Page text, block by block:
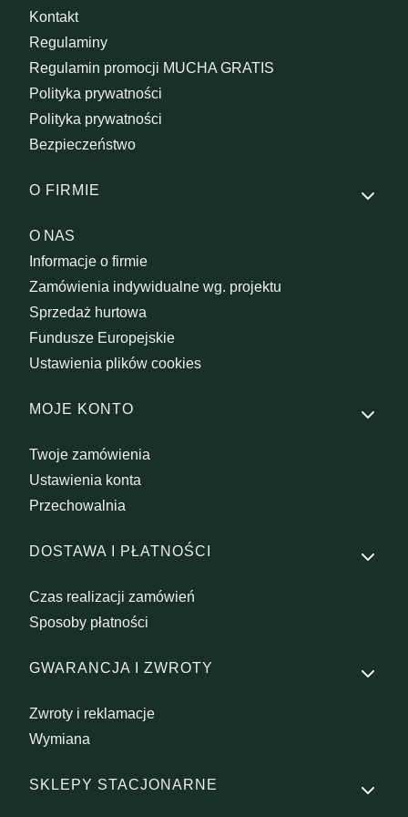
Kontakt
Regulaminy
Regulamin promocji MUCHA GRATIS
Polityka prywatności
Polityka prywatności
Bezpieczeństwo
O FIRMIE
O NAS
Informacje o firmie
Zamówienia indywidualne wg. projektu
Sprzedaż hurtowa
Fundusze Europejskie
Ustawienia plików cookies
MOJE KONTO
Twoje zamówienia
Ustawienia konta
Przechowalnia
DOSTAWA I PŁATNOŚCI
Czas realizacji zamówień
Sposoby płatności
GWARANCJA I ZWROTY
Zwroty i reklamacje
Wymiana
SKLEPY STACJONARNE